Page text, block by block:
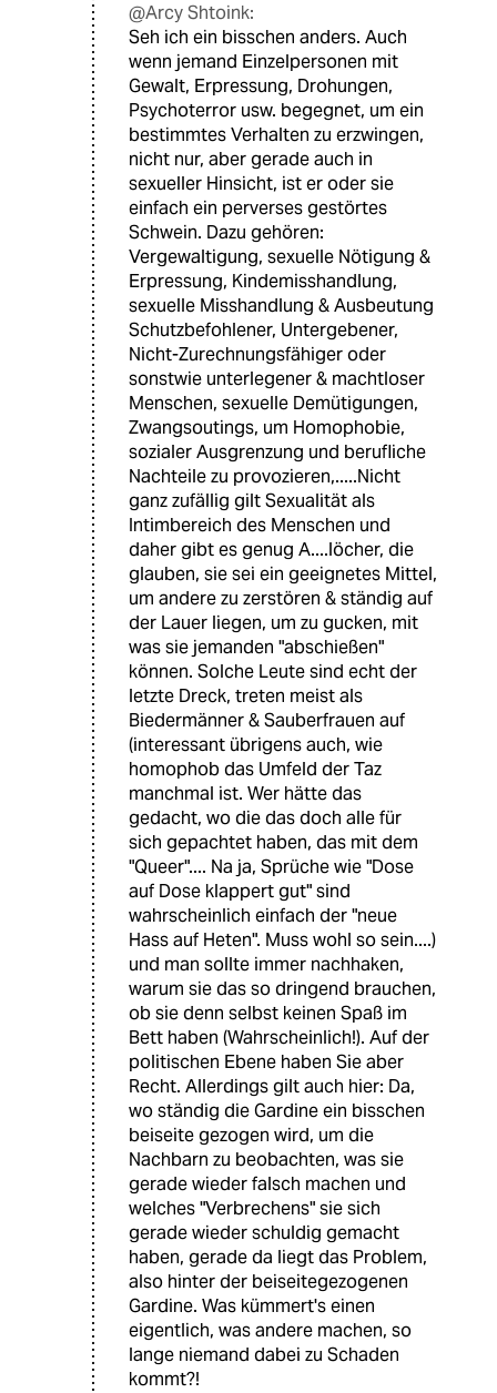
@Arcy Shtoink:
Seh ich ein bisschen anders. Auch
wenn jemand Einzelpersonen mit
Gewalt, Erpressung, Drohungen,
Psychoterror usw. begegnet, um ein
bestimmtes Verhalten zu erzwingen,
nicht nur, aber gerade auch in
sexueller Hinsicht, ist er oder sie
einfach ein perverses gestörtes
Schwein. Dazu gehören:
Vergewaltigung, sexuelle Nötigung &
Erpressung, Kindemisshandlung,
sexuelle Misshandlung & Ausbeutung
Schutzbefohlener, Untergebener,
Nicht-Zurechnungsfähiger oder
sonstwie unterlegener & machtloser
Menschen, sexuelle Demütigungen,
Zwangsoutings, um Homophobie,
sozialer Ausgrenzung und berufliche
Nachteile zu provozieren,.....Nicht
ganz zufällig gilt Sexualität als
Intimbereich des Menschen und
daher gibt es genug A....löcher, die
glauben, sie sei ein geeignetes Mittel,
um andere zu zerstören & ständig auf
der Lauer liegen, um zu gucken, mit
was sie jemanden "abschießen"
können. Solche Leute sind echt der
letzte Dreck, treten meist als
Biedermänner & Sauberfrauen auf
(interessant übrigens auch, wie
homophob das Umfeld der Taz
manchmal ist. Wer hätte das
gedacht, wo die das doch alle für
sich gepachtet haben, das mit dem
"Queer".... Na ja, Sprüche wie "Dose
auf Dose klappert gut" sind
wahrscheinlich einfach der "neue
Hass auf Heten". Muss wohl so sein....)
und man sollte immer nachhaken,
warum sie das so dringend brauchen,
ob sie denn selbst keinen Spaß im
Bett haben (Wahrscheinlich!). Auf der
politischen Ebene haben Sie aber
Recht. Allerdings gilt auch hier: Da,
wo ständig die Gardine ein bisschen
beiseite gezogen wird, um die
Nachbarn zu beobachten, was sie
gerade wieder falsch machen und
welches "Verbrechens" sie sich
gerade wieder schuldig gemacht
haben, gerade da liegt das Problem,
also hinter der beiseitegezogenen
Gardine. Was kümmert's einen
eigentlich, was andere machen, so
lange niemand dabei zu Schaden
kommt?!